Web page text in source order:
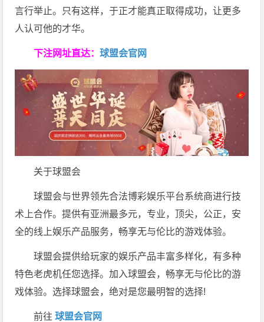
言行举止。只有这样，于正才能真正取得成功，让更多
人认可他的才华。
下注网址直达：球盟会官网
关于球盟会
球盟会与世界领先合法博彩娱乐平台系统商进行技
术上合作。提供有亚洲最多元，专业，顶尖，公正，安
全的线上娱乐产品服务，畅享无与伦比的游戏体验。
球盟会提供给玩家的娱乐产品丰富多样化，有多种
特色老虎机任您选择。加入球盟会，畅享无与伦比的游
戏体验。选择球盟会，绝对是您最明智的选择!
前往 球盟会官网